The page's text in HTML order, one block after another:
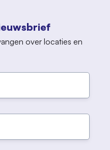
over locaties en